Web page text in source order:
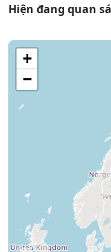
Hiện đang quan
+
−